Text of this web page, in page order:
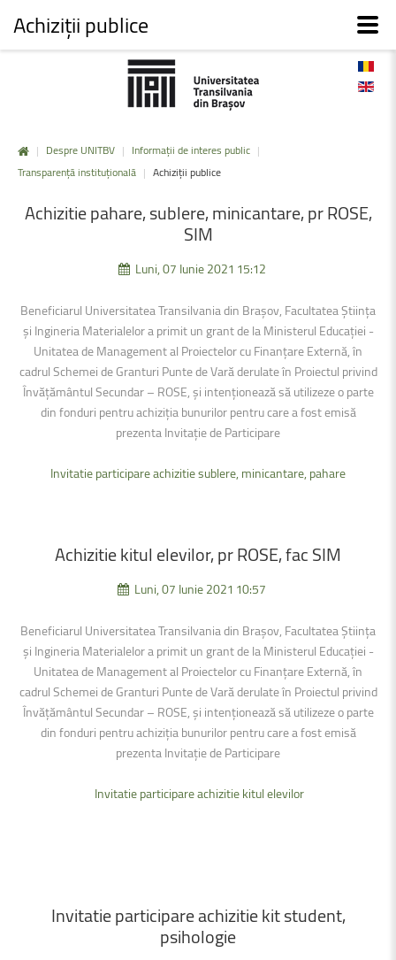
| Despre UNITBV | Informații de interes public |
Transparență instituțională | Achiziții publice
Achizitiepahare,sublere,minicantare,prROSE,
SIM
Luni, 07 Iunie 2021 15:12
Beneficiarul Universitatea Transilvania din Brașov, Facultatea Știința
și Ingineria Materialelor a primit un grant de la Ministerul Educației -
Unitatea de Management al Proiectelor cu Finanțare Externă, în
cadrul Schemei de Granturi Punte de Vară derulate în Proiectul privind
Învățământul Secundar – ROSE, şi intenţionează să utilizeze o parte
din fonduri pentru achiziția bunurilor pentru care a fost emisă
prezenta Invitație de Participare
Invitatie participare achizitie sublere, minicantare, pahare
Achizitiekitul elevilor,prROSE,facSIM
Luni, 07 Iunie 2021 10:57
Beneficiarul Universitatea Transilvania din Brașov, Facultatea Știința
și Ingineria Materialelor a primit un grant de la Ministerul Educației -
Unitatea de Management al Proiectelor cu Finanțare Externă, în
cadrul Schemei de Granturi Punte de Vară derulate în Proiectul privind
Învățământul Secundar – ROSE, şi intenţionează să utilizeze o parte
din fonduri pentru achiziția bunurilor pentru care a fost emisă
prezenta Invitație de Participare
Invitatie participare achizitie kitul elevilor
Invitatieparticipareachizitiekitstudent,
psihologie
Achiziții publice